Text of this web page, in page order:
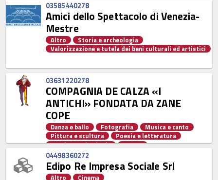
03585440278
Amici dello Spettacolo di Venezia-
Mestre
Altro
Storia e archeologia
Valorizzazione e tutela dei beni culturali ed artistici
03631220278
COMPAGNIA DE CALZA «I
ANTICHI» FONDATA DA ZANE
COPE
Danza e ballo Fotografia
Musica e canto
Pittura e scultura
Poesia e letteratura
Storia e archeologia
Teatro
Tradizioni e produzioni artistiche locali
04498360272
Edipo Re Impresa Sociale Srl
Altro Cinema